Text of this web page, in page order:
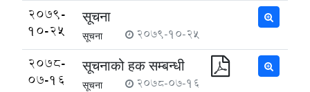
2079-
10-25
सूचना
सूचना 2079-10-25
2078-
07-16
सूचनाको हक सम्बन्धी
सूचना 2078-07-16